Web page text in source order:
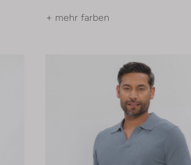
+ mehr farben